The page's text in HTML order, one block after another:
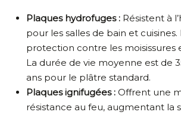
Plaques hydrofuges : Résistent à
pour les salles de bain et
protection contre les moisissures
La durée de vie moyenne est de
ans pour le plâtre standard.
Plaques ignifugées : Offrent une
résistance au feu, augmentant la